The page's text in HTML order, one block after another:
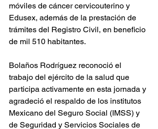
móviles de cáncer cervicouterino y
Edusex, además de la prestación de
trámites del Registro Civil, en beneficio
de mil 510 habitantes.
Bolaños Rodríguez reconoció el
trabajo del ejército de la salud que
participa activamente en esta jornada y
agradeció el respaldo de los institutos
Mexicano del Seguro Social (IMSS) y
de Seguridad y Servicios Sociales de